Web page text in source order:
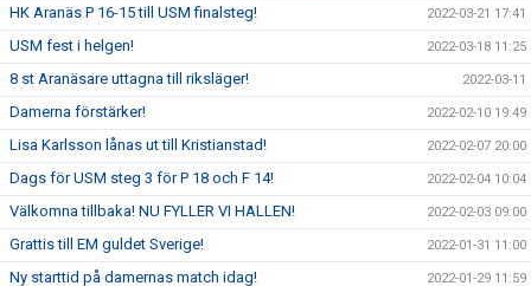
HK Aranäs P 16-15 till USM finalsteg! 2022-03-21 17:41
USM fest i helgen! 2022-03-18 11:25
8 st Aranäsare uttagna till riksläger! 2022-03-11
Damerna förstärker! 2022-02-10 19:49
Lisa Karlsson lånas ut till Kristianstad! 2022-02-07 20:00
Dags för USM steg 3 för P 18 och F 14! 2022-02-04 10:04
Välkomna tillbaka! NU FYLLER VI HALLEN! 2022-02-03 09:00
Grattis till EM guldet Sverige! 2022-01-31 11:00
Ny starttid på damernas match idag! 2022-01-29 11:59